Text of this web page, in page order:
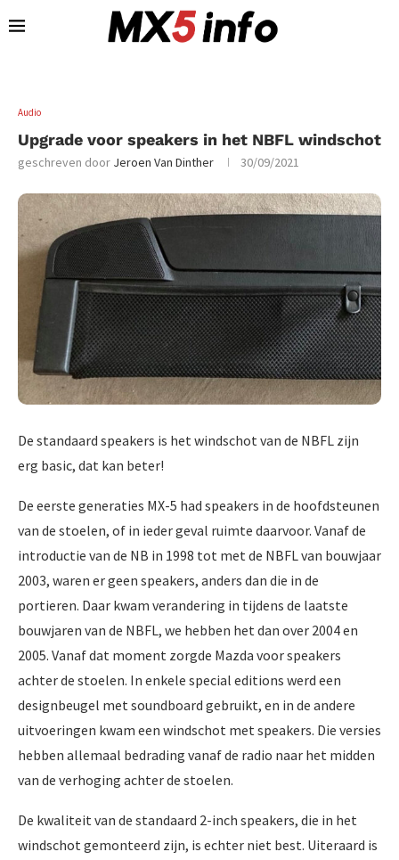
Audio
Upgrade voor speakers in het NBFL windschot
geschreven door Jeroen Van Dinther 30/09/2021
De standaard speakers is het windschot van de NBFL zijn
erg basic, dat kan beter!
De eerste generaties MX-5 had speakers in de hoofdsteunen
van de stoelen, of in ieder geval ruimte daarvoor. Vanaf de
introductie van de NB in 1998 tot met de NBFL van bouwjaar
2003, waren er geen speakers, anders dan die in de
portieren. Daar kwam verandering in tijdens de laatste
bouwjaren van de NBFL, we hebben het dan over 2004 en
2005. Vanaf dat moment zorgde Mazda voor speakers
achter de stoelen. In enkele special editions werd een
designbeugel met soundboard gebruikt, en in de andere
uitvoeringen kwam een windschot met speakers. Die versies
hebben allemaal bedrading vanaf de radio naar het midden
van de verhoging achter de stoelen.
De kwaliteit van de standaard 2-inch speakers, die in het
windschot gemonteerd zijn, is echter niet best. Uiteraard is